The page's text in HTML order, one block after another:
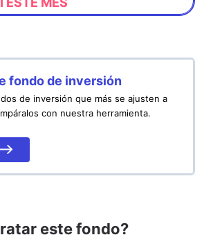
fondo de inversión
de inversión que más se ajusten a
con nuestra herramienta.
este fondo?